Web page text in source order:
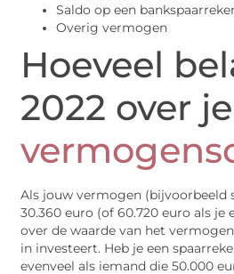
Saldo op een
Overig vermogen
Hoeveel
2022 over je
Als jouw vermogen (bijvoorbeeld
30.360 euro (of 60.720 euro als
over de waarde van het
in investeert. Heb je een
evenveel als iemand die 50.000